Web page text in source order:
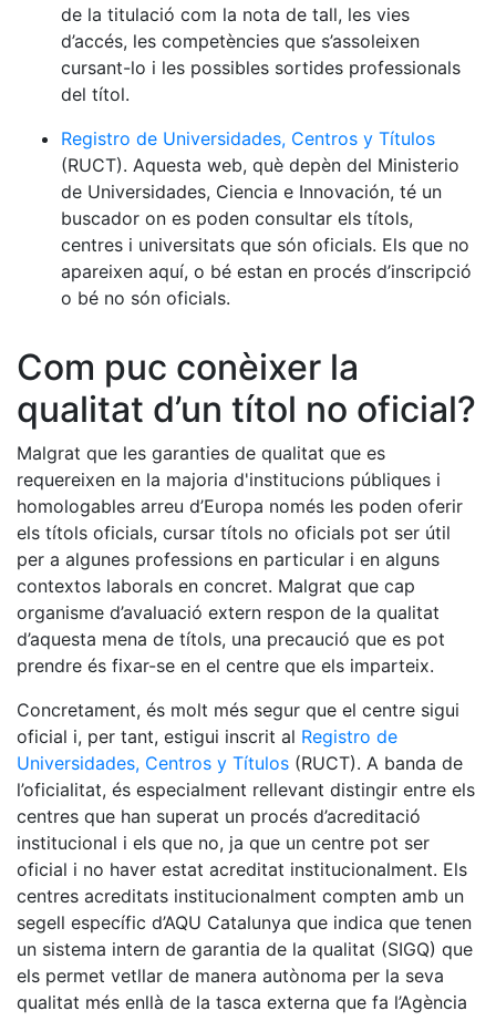
de la titulació com la nota de tall, les vies
d’accés, les competències que s’assoleixen
cursant-lo i les possibles sortides professionals
del títol.
Registro de Universidades, Centros y Títulos
(RUCT). Aquesta web, què depèn del Ministerio
de Universidades, Ciencia e Innovación, té un
buscador on es poden consultar els títols,
centres i universitats que són oficials. Els que no
apareixen aquí, o bé estan en procés d’inscripció
o bé no són oficials.
Com puc conèixer la
qualitat d’un títol no oficial?
Malgrat que les garanties de qualitat que es
requereixen en la majoria d'institucions públiques i
homologables arreu d’Europa només les poden oferir
els títols oficials, cursar títols no oficials pot ser útil
per a algunes professions en particular i en alguns
contextos laborals en concret. Malgrat que cap
organisme d’avaluació extern respon de la qualitat
d’aquesta mena de títols, una precaució que es pot
prendre és fixar-se en el centre que els imparteix.
Concretament, és molt més segur que el centre sigui
oficial i, per tant, estigui inscrit al Registro de
Universidades, Centros y Títulos (RUCT). A banda de
l’oficialitat, és especialment rellevant distingir entre els
centres que han superat un procés d’acreditació
institucional i els que no, ja que un centre pot ser
oficial i no haver estat acreditat institucionalment. Els
centres acreditats institucionalment compten amb un
segell específic d’AQU Catalunya que indica que tenen
un sistema intern de garantia de la qualitat (SIGQ) que
els permet vetllar de manera autònoma per la seva
qualitat més enllà de la tasca externa que fa l’Agència